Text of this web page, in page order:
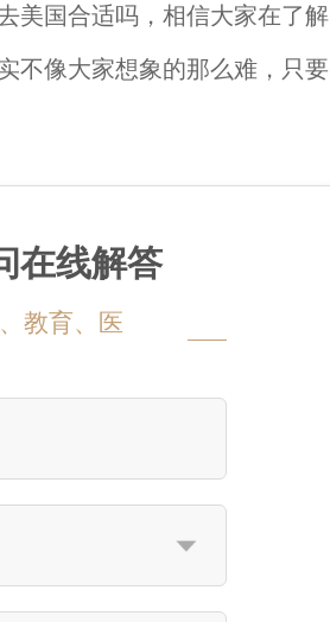
国合适吗，相信大家在了解
不像大家想象的那么难，只要
在线解答
教育、医